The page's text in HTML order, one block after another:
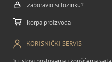
zaboravio si lozinku?
korpa proizvoda
KORISNIČKI SERVIS